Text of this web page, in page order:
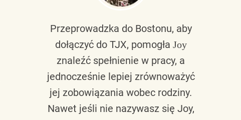
Przeprowadzka do Bostonu, aby
dołączyć do TJX, pomogła Joy
znaleźć spełnienie w pracy, a
jednocześnie lepiej zrównoważyć
jej zobowiązania wobec rodziny.
Nawet jeśli nie nazywasz się Joy,